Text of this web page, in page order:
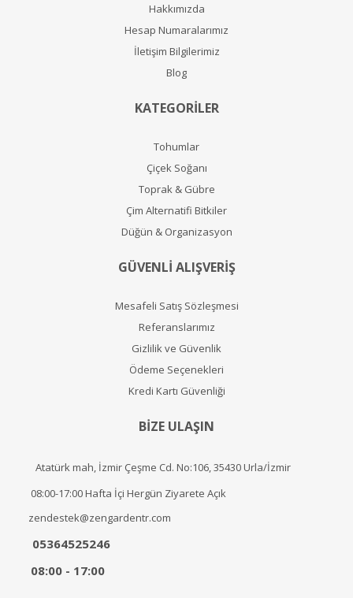
Hakkımızda
Hesap Numaralarımız
İletişim Bilgilerimiz
Blog
KATEGORİLER
Tohumlar
Çiçek Soğanı
Toprak & Gübre
Çim Alternatifi Bitkiler
Düğün & Organizasyon
GÜVENLİ ALIŞVERİŞ
Mesafeli Satış Sözleşmesi
Referanslarımız
Gizlilik ve Güvenlik
Ödeme Seçenekleri
Kredi Kartı Güvenliği
BİZE ULAŞIN
Atatürk mah, İzmir Çeşme Cd. No:106, 35430 Urla/İzmir
08:00-17:00 Hafta İçi Hergün Ziyarete Açık
zendestek@zengardentr.com
05364525246
08:00 - 17:00